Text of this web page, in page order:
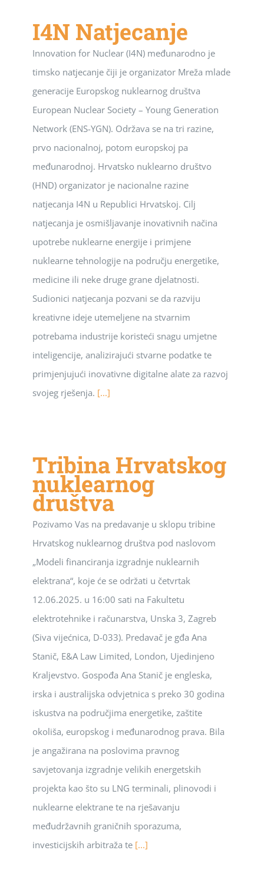
I4N Natjecanje
Innovation for Nuclear (I4N) međunarodno je
timsko natjecanje čiji je organizator Mreža mlade
generacije Europskog nuklearnog društva
European Nuclear Society – Young Generation
Network (ENS-YGN). Održava se na tri razine,
prvo nacionalnoj, potom europskoj pa
međunarodnoj. Hrvatsko nuklearno društvo
(HND) organizator je nacionalne razine
natjecanja I4N u Republici Hrvatskoj. Cilj
natjecanja je osmišljavanje inovativnih načina
upotrebe nuklearne energije i primjene
nuklearne tehnologije na području energetike,
medicine ili neke druge grane djelatnosti.
Sudionici natjecanja pozvani se da razviju
kreativne ideje utemeljene na stvarnim
potrebama industrije koristeći snagu umjetne
inteligencije, analizirajući stvarne podatke te
primjenjujući inovativne digitalne alate za razvoj
svojeg rješenja. [...]
Tribina Hrvatskog
nuklearnog
društva
Pozivamo Vas na predavanje u sklopu tribine
Hrvatskog nuklearnog društva pod naslovom
„Modeli financiranja izgradnje nuklearnih
elektrana“, koje će se održati u četvrtak
12.06.2025. u 16:00 sati na Fakultetu
elektrotehnike i računarstva, Unska 3, Zagreb
(Siva vijećnica, D-033). Predavač je gđa Ana
Stanič, E&A Law Limited, London, Ujedinjeno
Kraljevstvo. Gospođa Ana Stanič je engleska,
irska i australijska odvjetnica s preko 30 godina
iskustva na područjima energetike, zaštite
okoliša, europskog i međunarodnog prava. Bila
je angažirana na poslovima pravnog
savjetovanja izgradnje velikih energetskih
projekta kao što su LNG terminali, plinovodi i
nuklearne elektrane te na rješavanju
međudržavnih graničnih sporazuma,
investicijskih arbitraža te [...]